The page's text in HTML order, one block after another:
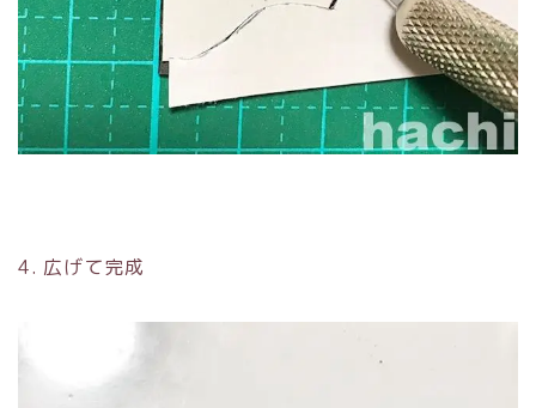
4. 広げて完成